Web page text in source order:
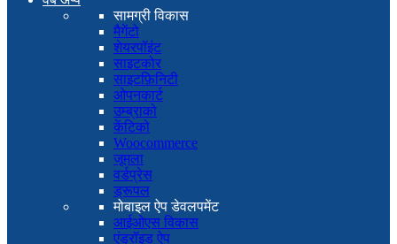
सामग्री विकास
मैगेंटो
शेयरपॉइंट
साइटकोर
साइटफ़िनिटी
ओपनकार्ट
उम्ब्राको
केंटिको
Woocommerce
जूमला
वर्डप्रेस
ड्रूपल
मोबाइल ऐप डेवलपमेंट
आईओएस विकास
एंड्रॉइड ऐप